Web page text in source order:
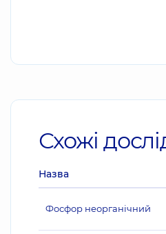
Схожі
Назва
Фосфор неорганічний